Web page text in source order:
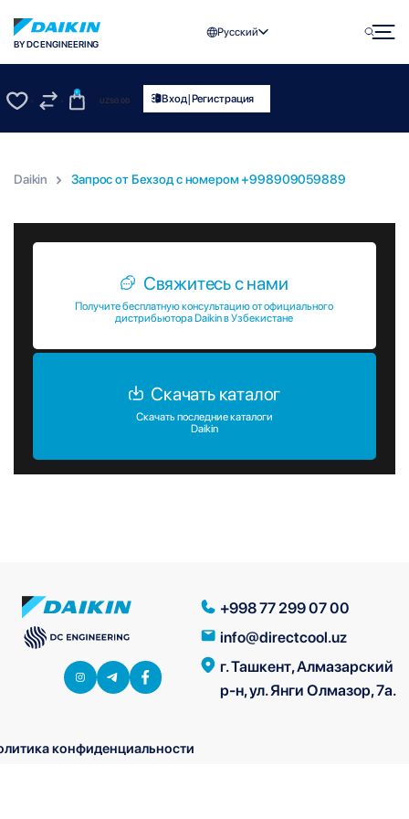
BY DC ENGINEERING
Русский
0
UZS0.00 Вход|Регистрация
Daikin Запрос от Бехзод c номером +998909059889
Свяжитесь с нами
Получите бесплатную консультацию от официального
дистрибьютора Daikin в Узбекистане
Скачать каталог
Скачать последние каталоги
Daikin
+998 77 299 07 00
info@directcool.uz
г. Ташкент, Алмазарский
р-н, ул. Янги Олмазор, 7а.
конфиденциальности